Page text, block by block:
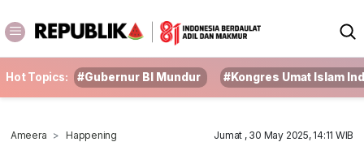
Hot Topics: #Gubernur BI Mundur #Kongres Umat Islam
Ameera Happening Jumat , 30 May 2025, 14:11 WIB